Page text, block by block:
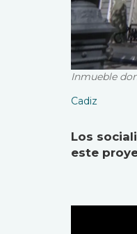
Inmueble
Cadiz
Los
este